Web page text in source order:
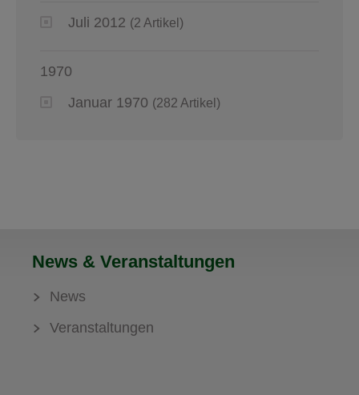
Juli 2012 (2 Artikel)
1970
Januar 1970 (282 Artikel)
News & Veranstaltungen
News
Veranstaltungen